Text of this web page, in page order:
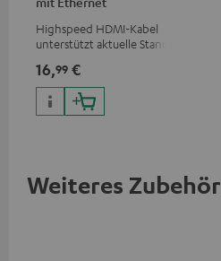
Highspeed HDMI-Kabel
unterstützt aktuelle Standards
16,99 €
Weiteres Zubehör